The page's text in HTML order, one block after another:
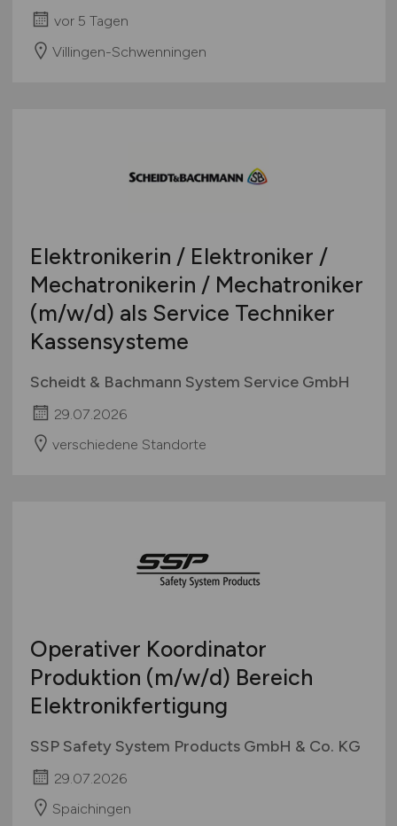
vor 5 Tagen
Villingen-Schwenningen
Elektronikerin / Elektroniker /
Mechatronikerin / Mechatroniker
(m/w/d) als Service Techniker
Kassensysteme
Scheidt & Bachmann System Service GmbH
29.07.2026
verschiedene Standorte
Operativer Koordinator
Produktion (m/w/d) Bereich
Elektronikfertigung
SSP Safety System Products GmbH & Co. KG
29.07.2026
Spaichingen